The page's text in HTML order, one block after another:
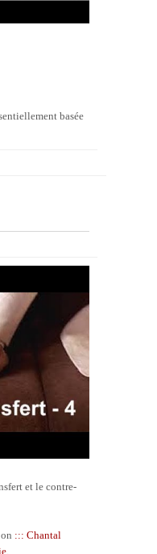
basée
et le contre-
::: Chantal
.